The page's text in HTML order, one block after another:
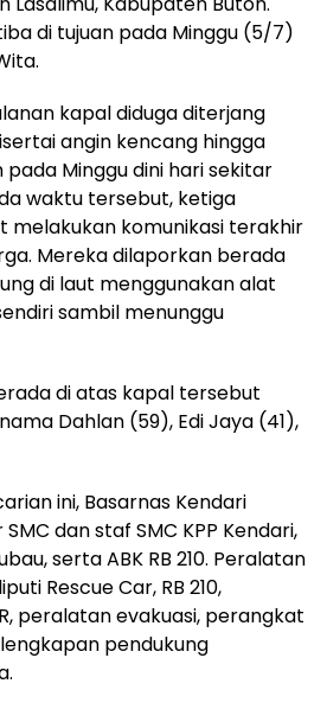
di tujuan pada Minggu (5/7)
kapal diduga diterjang
angin kencang hingga
Minggu dini hari sekitar
waktu tersebut, ketiga
melakukan komunikasi terakhir
Mereka dilaporkan berada
di laut menggunakan alat
sambil menunggu
di atas kapal tersebut
Dahlan (59), Edi Jaya (41),
ini, Basarnas Kendari
dan staf SMC KPP Kendari,
serta ABK RB 210. Peralatan
Rescue Car, RB 210,
peralatan evakuasi, perangkat
pendukung